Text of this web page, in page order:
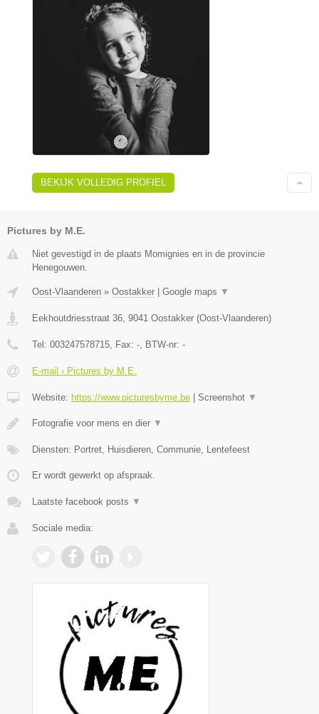
BEKIJK VOLLEDIG PROFIEL
Pictures by M.E.
Niet gevestigd in de plaats Momignies en in de provincie
Henegouwen.
Oost-Vlaanderen » Oostakker Google maps ▼
Eekhoutdriesstraat 36 9041 Oostakker (Oost-Vlaanderen)
Tel: 003247578715 , Fax: - , BTW-nr: -
E-mail › Pictures by M.E.
Website: https://www.picturesbyme.be Screenshot ▼
Fotografie voor mens en dier ▼
Diensten: Portret, Huisdieren, Communie, Lentefeest
Er wordt gewerkt op afspraak.
Laatste facebook posts ▼
Sociale media: